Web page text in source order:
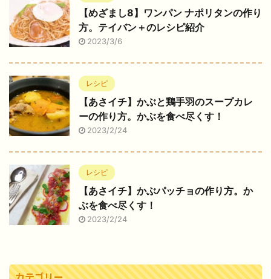
【めざまし8】ワンパン ナポリタンの作り
方。テイバン＋のレシピ紹介
2023/3/6
レシピ
【あさイチ】かぶと鶏手羽のスープカレ
ーの作り方。かぶを食べ尽くす！
2023/2/24
レシピ
【あさイチ】かぶパッチョの作り方。か
ぶを食べ尽くす！
2023/2/24